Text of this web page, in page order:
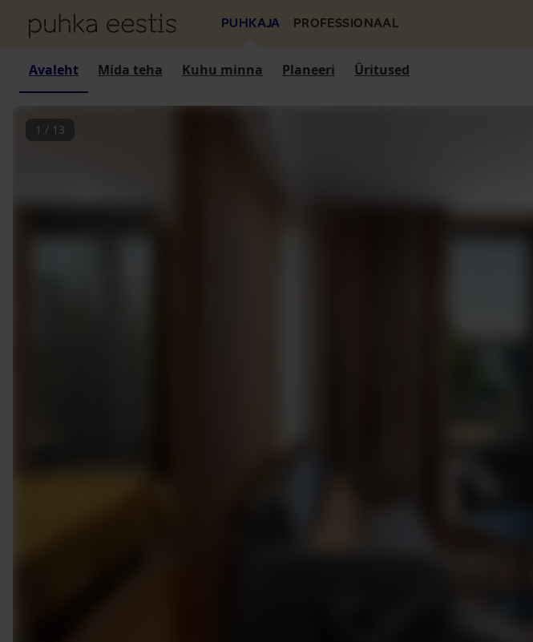
PUHKAJA PROFESSIONAAL
Avaleht Mida teha Kuhu minna Planeeri Üritused
1 / 13